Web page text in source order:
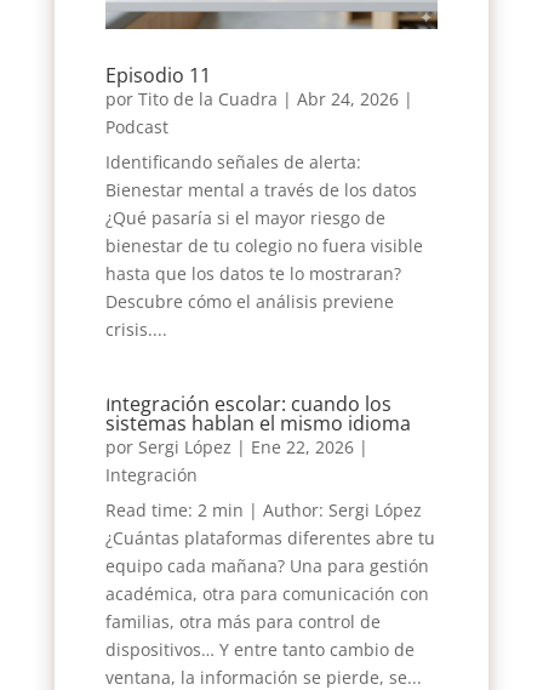
Episodio 11
por Tito de la Cuadra | Abr 24, 2026|
Podcast
Identificando señales de alerta:
Bienestar mental a través de los datos
¿Qué pasaría si el mayor riesgo de
bienestar de tu colegio no fuera visible
hasta que los datos te lo mostraran?
Descubre cómo el análisis previene
crisis....
Integración escolar: cuando los
sistemas hablan el mismo idioma
por Sergi López | Ene 22, 2026|
Integración
Read time: 2 min | Author: Sergi López
¿Cuántas plataformas diferentes abre tu
equipo cada mañana? Una para gestión
académica, otra para comunicación con
familias, otra más para control de
dispositivos… Y entre tanto cambio de
ventana, la información se pierde, se...